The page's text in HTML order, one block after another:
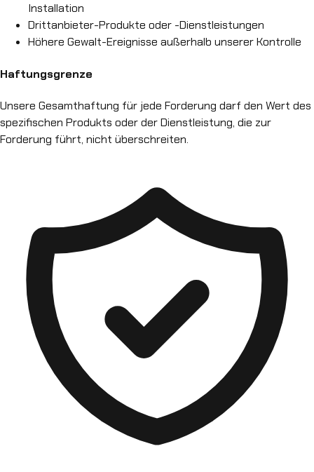
Installation
Drittanbieter-Produkte oder -Dienstleistungen
Höhere Gewalt-Ereignisse außerhalb unserer Kontrolle
Haftungsgrenze
Unsere Gesamthaftung für jede Forderung darf den Wert des
spezifischen Produkts oder der Dienstleistung, die zur
Forderung führt, nicht überschreiten.